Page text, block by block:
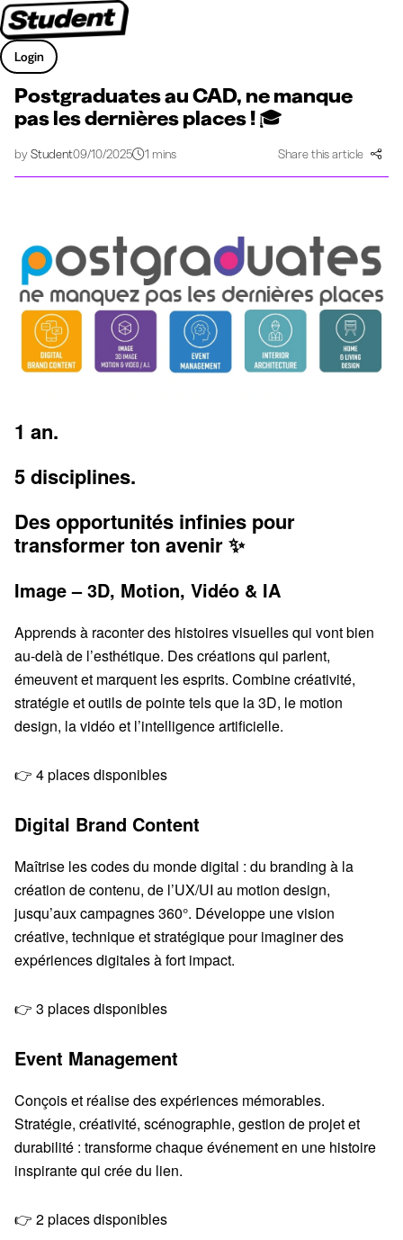
Login
Postgraduates au CAD, ne manque
pas les dernières places ! 🎓
byStudent09/10/2025 1 mins Share this article
1 an.
5 disciplines.
Des opportunités infinies pour
transformer ton avenir ✨
Image – 3D, Motion, Vidéo & IA
Apprends à raconter des histoires visuelles qui vont bien
au-delà de l’esthétique. Des créations qui parlent,
émeuvent et marquent les esprits. Combine créativité,
stratégie et outils de pointe tels que la 3D, le motion
design, la vidéo et l’intelligence artificielle.
👉 4 places disponibles
Digital Brand Content
Maîtrise les codes du monde digital : du branding à la
création de contenu, de l’UX/UI au motion design,
jusqu’aux campagnes 360°. Développe une vision
créative, technique et stratégique pour imaginer des
expériences digitales à fort impact.
👉 3 places disponibles
Event Management
Conçois et réalise des expériences mémorables.
Stratégie, créativité, scénographie, gestion de projet et
durabilité : transforme chaque événement en une histoire
inspirante qui crée du lien.
👉 2 places disponibles